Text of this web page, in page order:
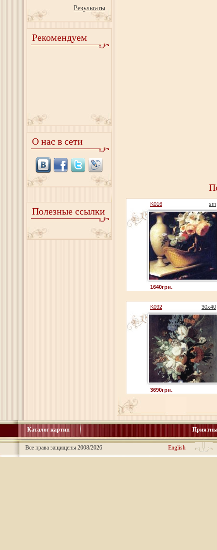
Результаты
Рекомендуем
О нас в сети
Полезные ссылки
K016 sm
1640грн.
K092 30x40
3690грн.
Каталог картин
Все права защищены 2008/2026 English